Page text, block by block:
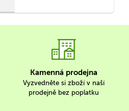
Kamenná prodejna
Vyzvedněte si zboží v naší
prodejně bez poplatku